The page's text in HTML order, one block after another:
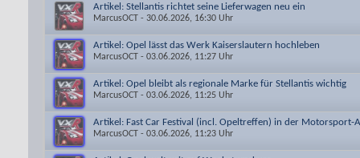
Artikel: Stellantis richtet seine Lieferwagen neu ein
MarcusOCT - 30.06.2026, 16:30 Uhr
Artikel: Opel lässt das Werk Kaiserslautern hochleben
MarcusOCT - 03.06.2026, 11:27 Uhr
Artikel: Opel bleibt als regionale Marke für Stellantis wichtig
MarcusOCT - 03.06.2026, 11:25 Uhr
Artikel: Fast Car Festival (incl. Opeltreffen) in der Motorsport-
MarcusOCT - 03.06.2026, 11:23 Uhr